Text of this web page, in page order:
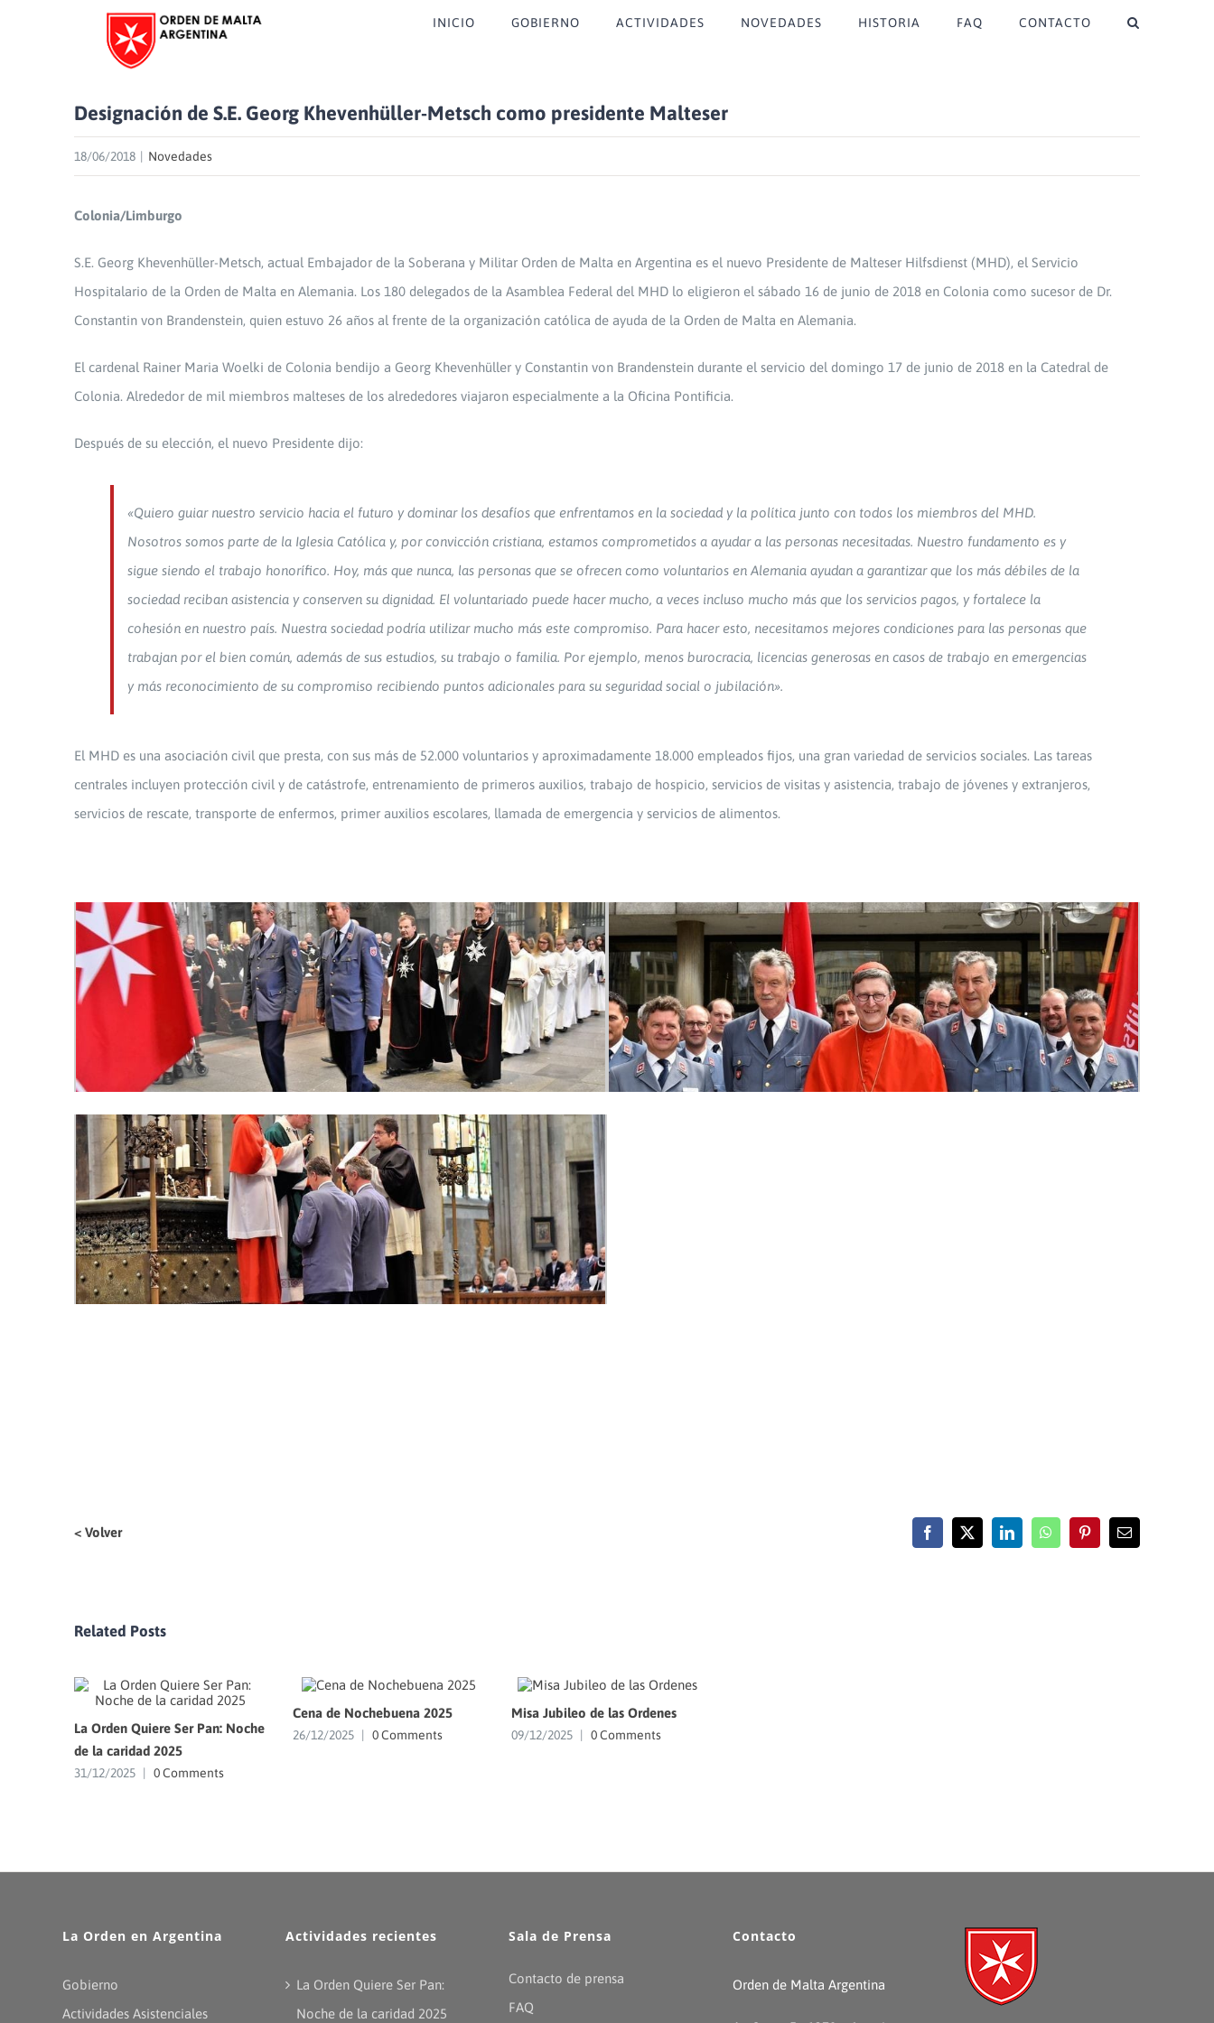
INICIO GOBIERNO ACTIVIDADES NOVEDADES HISTORIA FAQ CONTACTO
Designación de S.E. Georg Khevenhüller-Metsch como presidente Malteser
18/06/2018 Novedades
Colonia/Limburgo
S.E. Georg Khevenhüller-Metsch, actual Embajador de la Soberana y Militar Orden de Malta en Argentina es el nuevo Presidente de Malteser Hilfsdienst (MHD), el Servicio
Hospitalario de la Orden de Malta en Alemania. Los 180 delegados de la Asamblea Federal del MHD lo eligieron el sábado 16 de junio de 2018 en Colonia como sucesor de Dr.
Constantin von Brandenstein, quien estuvo 26 años al frente de la organización católica de ayuda de la Orden de Malta en Alemania.
El cardenal Rainer Maria Woelki de Colonia bendijo a Georg Khevenhüller y Constantin von Brandenstein durante el servicio del domingo 17 de junio de 2018 en la Catedral de
Colonia. Alrededor de mil miembros malteses de los alrededores viajaron especialmente a la Oficina Pontificia.
Después de su elección, el nuevo Presidente dijo:
«Quiero guiar nuestro servicio hacia el futuro y dominar los desafíos que enfrentamos en la sociedad y la política junto con todos los miembros del MHD.
Nosotros somos parte de la Iglesia Católica y, por convicción cristiana, estamos comprometidos a ayudar a las personas necesitadas. Nuestro fundamento es y
sigue siendo el trabajo honorífico. Hoy, más que nunca, las personas que se ofrecen como voluntarios en Alemania ayudan a garantizar que los más débiles de la
sociedad reciban asistencia y conserven su dignidad. El voluntariado puede hacer mucho, a veces incluso mucho más que los servicios pagos, y fortalece la
cohesión en nuestro país. Nuestra sociedad podría utilizar mucho más este compromiso. Para hacer esto, necesitamos mejores condiciones para las personas que
trabajan por el bien común, además de sus estudios, su trabajo o familia. Por ejemplo, menos burocracia, licencias generosas en casos de trabajo en emergencias
y más reconocimiento de su compromiso recibiendo puntos adicionales para su seguridad social o jubilación».
El MHD es una asociación civil que presta, con sus más de 52.000 voluntarios y aproximadamente 18.000 empleados fijos, una gran variedad de servicios sociales. Las tareas
centrales incluyen protección civil y de catástrofe, entrenamiento de primeros auxilios, trabajo de hospicio, servicios de visitas y asistencia, trabajo de jóvenes y extranjeros,
servicios de rescate, transporte de enfermos, primer auxilios escolares, llamada de emergencia y servicios de alimentos.
< Volver Facebook
X LinkedInWhatsAppPinterestEmail
Related Posts
La Orden Quiere Ser Pan: Noche
de la caridad 2025
31/12/2025 0 Comments
Cena de Nochebuena 2025
26/12/2025 0 Comments
Misa Jubileo de las Ordenes
09/12/2025 0 Comments
La Orden en Argentina
Gobierno
Actividades Asistenciales
Actividades recientes
La Orden Quiere Ser Pan:
Noche de la caridad 2025
Sala de Prensa
Contacto de prensa
FAQ
Contacto
Orden de Malta Argentina